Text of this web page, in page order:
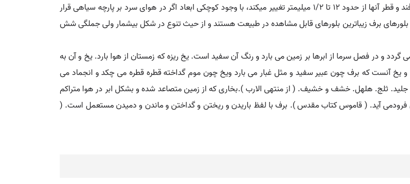
بلورهای برف تشکیل می گردد. بلورهای برف معمولاً مانند شیشه شفافند و قطر آنها از حدود 12 تا 1/2 میلیمتر تغییر میکند، با وجود کوچکی ابعاد اگر در هوای سرد بر پارچه سیاهی قرار
برف زیباترین بلورهای قابل مشاهده در طبیعت هستند و از حیث تنوع در شکل بیشمار ولی جملگی شش
و در فصل سرما از ابرها بر زمین می بارد و رنگ آن سفید است. یخ ریزه که زمستان از هوا بارد. یخ و آن به
یخ آنست که برف چون عبیر سفید و مثل غبار می بارد ویخ چون موم گداخته قطره قطره می چکد و انجماد می
ثلج. هلهل. خشف و خشیف. ( از منتهی الارب ).بخاری که از زمین متصاعد شده و بشکل ابر در هوا متراکم
فرودمی آید. ( قاموس کتاب مقدس ). برف با لفظ باریدن و ریختن و گداختن و ماندن و دمیدن مستعمل است. (